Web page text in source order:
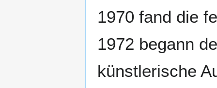
1970 fand die
1972 begann
künstlerische